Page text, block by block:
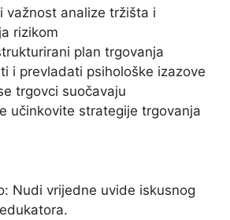
važnost analize tržišta i
rizikom
plan trgovanja
i prevladati psihološke izazove
trgovci suočavaju
učinkovite strategije trgovanja
Nudi vrijedne uvide iskusnog